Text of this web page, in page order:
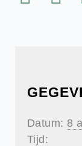
Datum: 8
Tijd: